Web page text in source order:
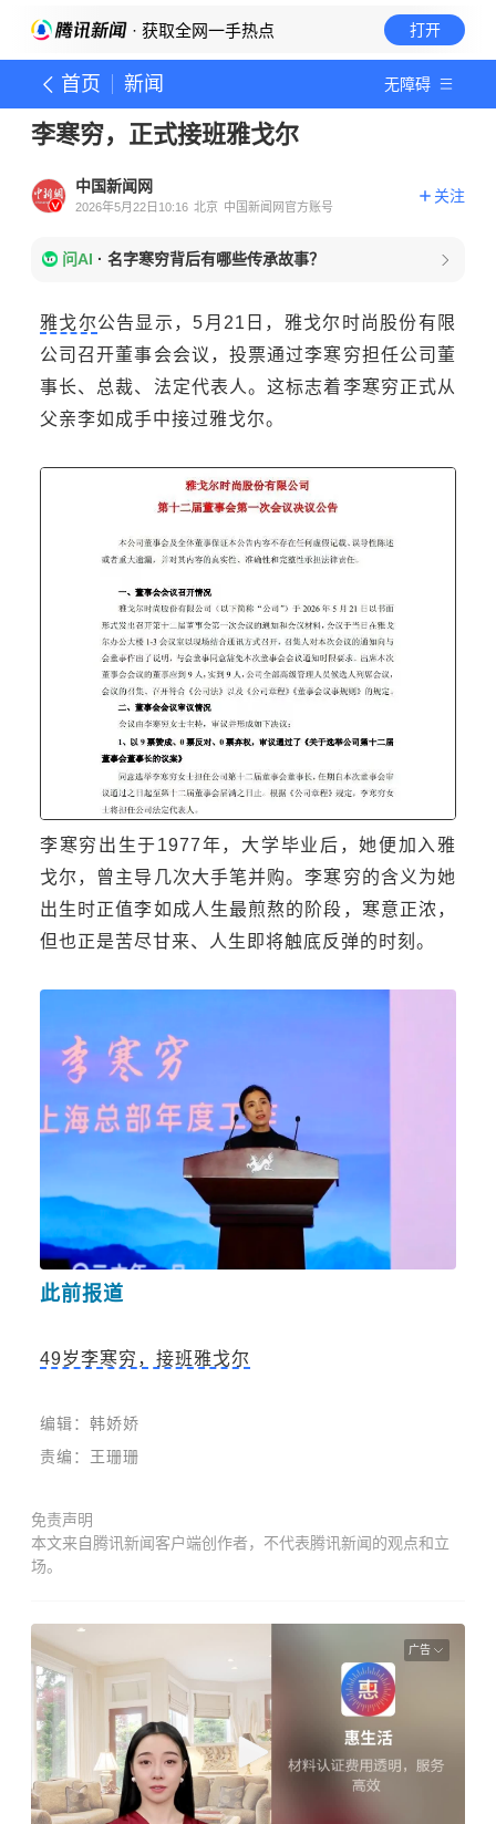
· 获取全网一手热点 打开
首页 新闻 无障碍
李寒穷，正式接班雅戈尔
中国新闻网
2026年5月22日10:16 北京 中国新闻网官方账号
关注
问AI · 名字寒穷背后有哪些传承故事？
雅戈尔公告显示，5月21日，雅戈尔时尚股份有限
公司召开董事会会议，投票通过李寒穷担任公司董
事长、总裁、法定代表人。这标志着李寒穷正式从
父亲李如成手中接过雅戈尔。
李寒穷出生于1977年，大学毕业后，她便加入雅
戈尔，曾主导几次大手笔并购。李寒穷的含义为她
出生时正值李如成人生最煎熬的阶段，寒意正浓，
但也正是苦尽甘来、人生即将触底反弹的时刻。
此前报道
49岁李寒穷，接班雅戈尔
编辑：韩娇娇
责编：王珊珊
免责声明
本文来自腾讯新闻客户端创作者，不代表腾讯新闻的观点和立
场。
广告